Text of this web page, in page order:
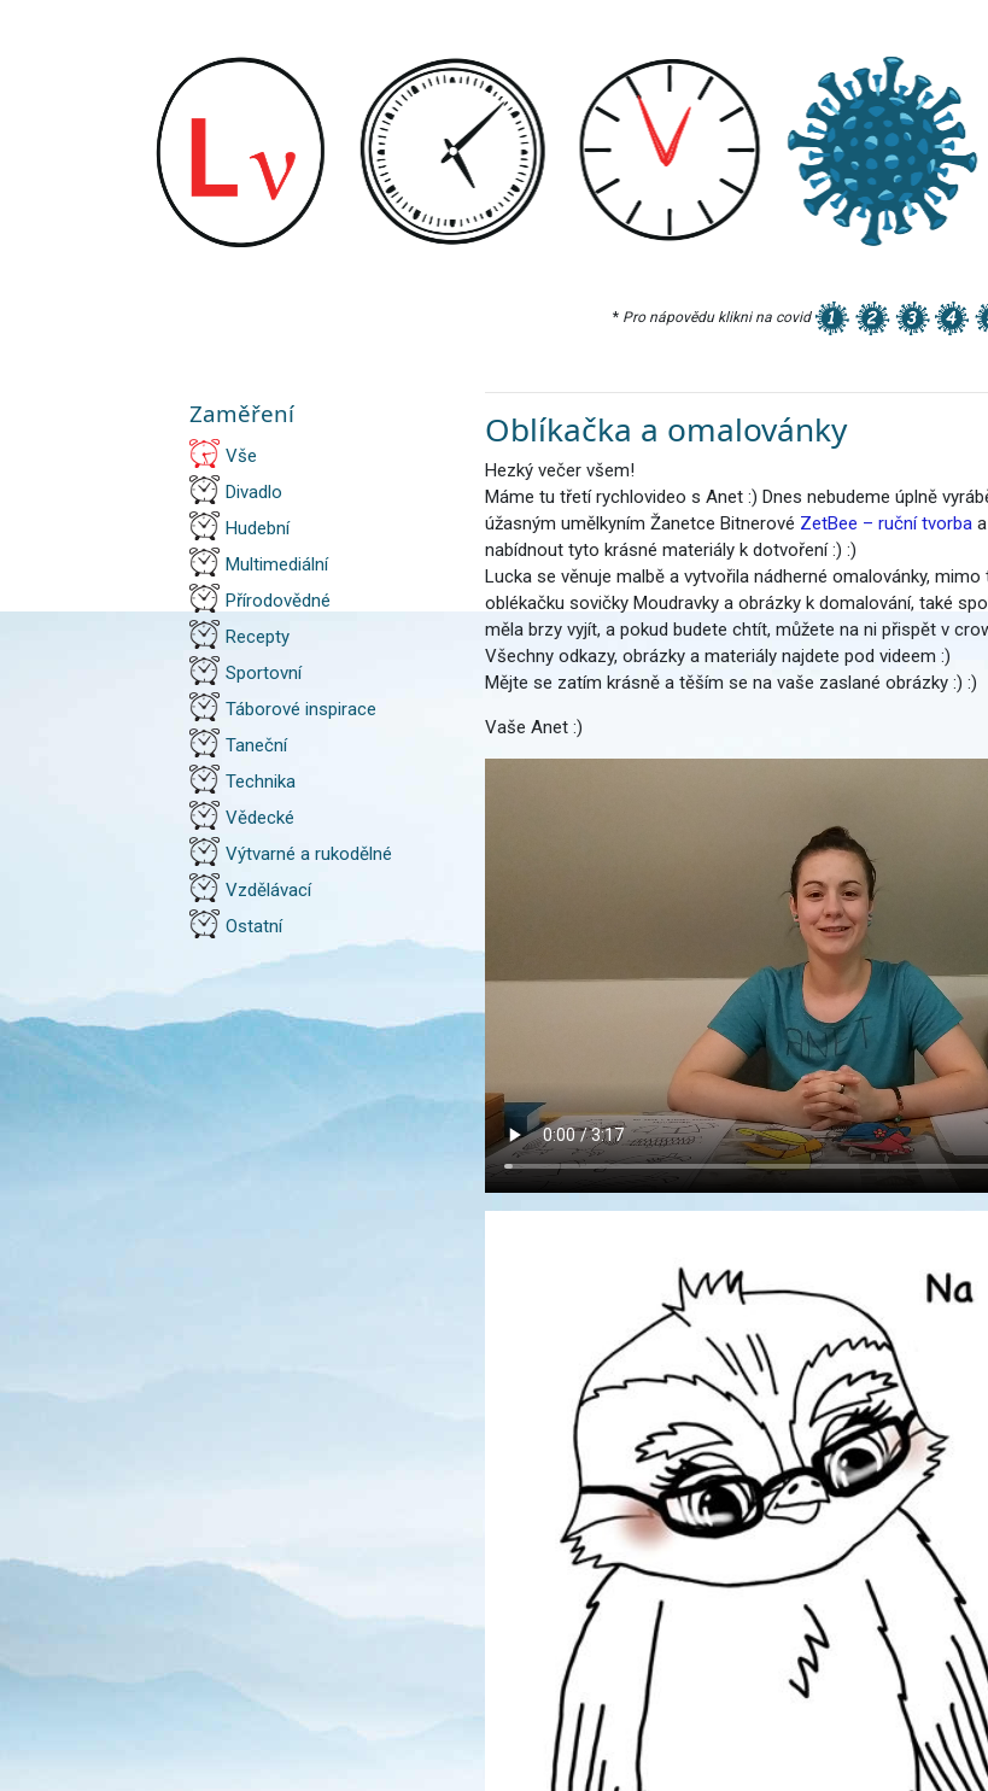
* Pro nápovědu klikni na covid
Zaměření
Vše
Divadlo
Hudební
Multimediální
Přírodovědné
Recepty
Sportovní
Táborové inspirace
Taneční
Technika
Vědecké
Výtvarné a rukodělné
Vzdělávací
Ostatní
Oblíkačka a omalovánky
Hezký večer všem!
Máme tu třetí rychlovideo s Anet :) Dnes nebudeme úplně
úžasným umělkyním Žanetce Bitnerové ZetBee – ruční tvorba
nabídnout tyto krásné materiály k dotvoření :) :)
Lucka se věnuje malbě a vytvořila nádherné omalovánky,
oblékačku sovičky Moudravky a obrázky k domalování, také
měla brzy vyjít, a pokud budete chtít, můžete na ni přispět v
Všechny odkazy, obrázky a materiály najdete pod videem :)
Mějte se zatím krásně a těším se na vaše zaslané obrázky :) :)
Vaše Anet :)